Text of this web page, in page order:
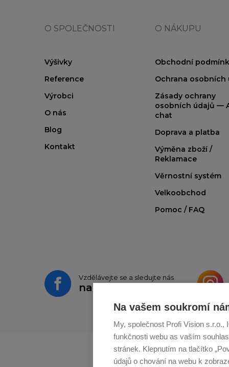
Na vašem soukromí
My, společnost Profi Vision
funkčnosti webu as vaším
stránek. Klepnutím na tlačítko
údajů o chování na webu k
O SPOLEČNOSTI
Výšivky
Reference
Výrobci
O nás
Blog
Kontakt
O NÁKUPU
Obchodní
Ochrana osobních
Zásady ochrany
osobních údajů —
chat
Doprava a platba
Výměna zboží /
Reklamace
Věrnostní systém
Velkoobchod
Pomoc / FAQ
Vzdělávejte se a sledujte nás
na